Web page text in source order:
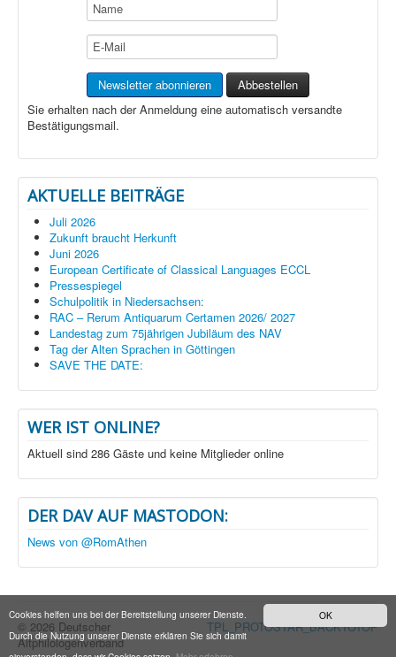
OK
Cookies helfen uns bei der Bereitstellung unserer Dienste.
Durch die Nutzung unserer Dienste erklären Sie sich damit
Sie erhalten nach der Anmeldung eine automatisch versandte
Bestätigungsmail.
AKTUELLE BEITRÄGE
Juli 2026
Zukunft braucht Herkunft
Juni 2026
European Certificate of Classical Languages ECCL
Pressespiegel
Schulpolitik in Niedersachsen:
RAC – Rerum Antiquarum Certamen 2026/ 2027
Landestag zum 75jährigen Jubiläum des NAV
Tag der Alten Sprachen in Göttingen
SAVE THE DATE:
WER IST ONLINE?
Aktuell sind 286 Gäste und keine Mitglieder online
DER DAV AUF MASTODON:
News von @RomAthen
TPL_PROTOSTAR_BACKTOTOP
© 2026 Deutscher
Altphilologenverband